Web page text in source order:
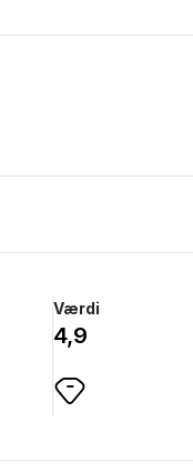
Værdi
4,9